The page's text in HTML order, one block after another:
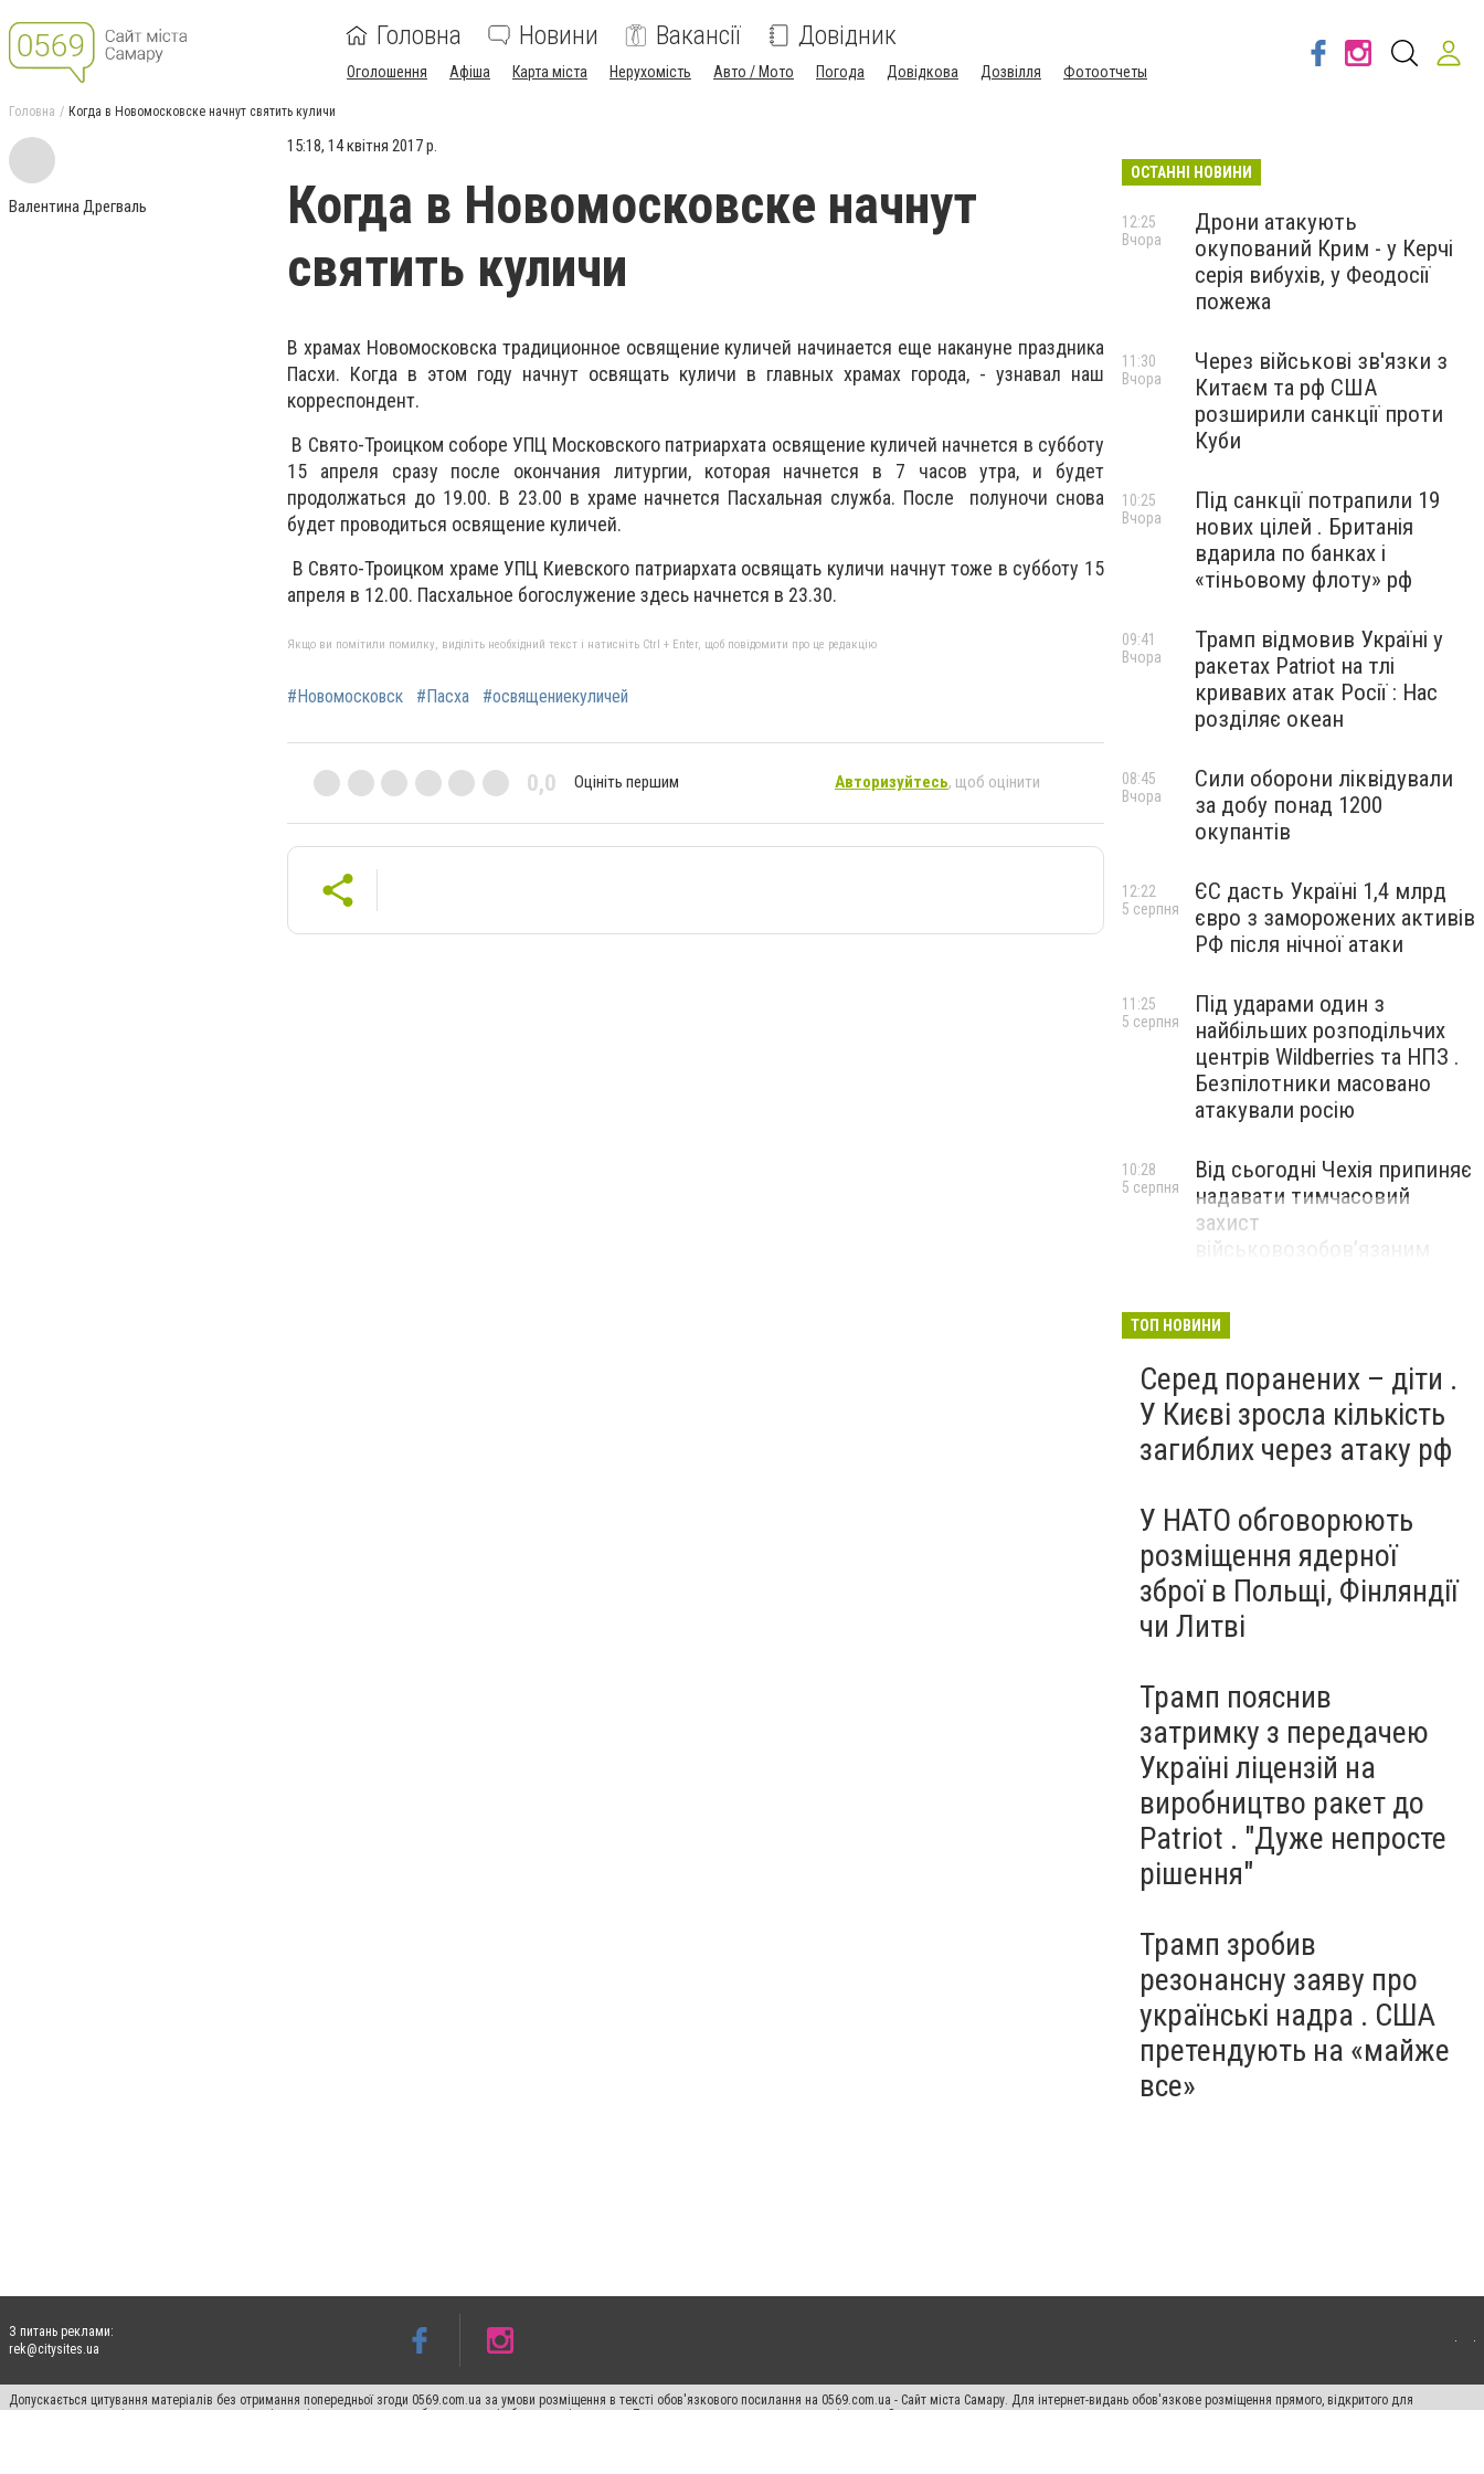
Головна Новини Вакансії Довідник
Оголошення Афіша Карта міста Нерухомість Авто / Мото Погода Довідкова Дозвілля Фотоотчеты
Головна Когда в Новомосковске начнут святить куличи
Валентина Дрегваль
15:18, 14 квітня 2017 р.
Когда в Новомосковске начнут
святить куличи
В храмах Новомосковска традиционное освящение куличей начинается еще накануне праздника
Пасхи. Когда в этом году начнут освящать куличи в главных храмах города, - узнавал наш
корреспондент.
В Свято-Троицком соборе УПЦ Московского патриархата освящение куличей начнется в субботу
15 апреля сразу после окончания литургии, которая начнется в 7 часов утра, и будет
продолжаться до 19.00. В 23.00 в храме начнется Пасхальная служба. После полуночи снова
будет проводиться освящение куличей.
В Свято-Троицком храме УПЦ Киевского патриархата освящать куличи начнут тоже в субботу 15
апреля в 12.00. Пасхальное богослужение здесь начнется в 23.30.
Якщо ви помітили помилку, виділіть необхідний текст і натисніть Ctrl + Enter, щоб повідомити про це редакцію
#Новомосковск #Пасха #освящениекуличей
0,0 Оцініть першим Авторизуйтесь, щоб оцінити
ОСТАННІ НОВИНИ
Дрони атакують
окупований Крим - у Керчі
серія вибухів, у Феодосії
пожежа
12:25
Вчора
Через військові зв'язки з
Китаєм та рф США
розширили санкції проти
Куби
11:30
Вчора
Під санкції потрапили 19
нових цілей . Британія
вдарила по банках і
«тіньовому флоту» рф
10:25
Вчора
Трамп відмовив Україні у
ракетах Patriot на тлі
кривавих атак Росії : Нас
розділяє океан
09:41
Вчора
Сили оборони ліквідували
за добу понад 1200
окупантів
08:45
Вчора
ЄС дасть Україні 1,4 млрд
євро з заморожених активів
РФ після нічної атаки
12:22
5 серпня
Під ударами один з
найбільших розподільчих
центрів Wildberries та НПЗ .
Безпілотники масовано
атакували росію
11:25
5 серпня
Від сьогодні Чехія припиняє
надавати тимчасовий
захист
військовозобов’язаним
10:28
5 серпня
ТОП НОВИНИ
Серед поранених – діти .
У Києві зросла кількість
загиблих через атаку рф
У НАТО обговорюють
розміщення ядерної
зброї в Польщі, Фінляндії
чи Литві
Трамп пояснив
затримку з передачею
Україні ліцензій на
виробництво ракет до
Patriot . "Дуже непросте
рішення"
Трамп зробив
резонансну заяву про
українські надра . США
претендують на «майже
все»
З питань реклами:
rek@citysites.ua
Допускається цитування матеріалів без отримання попередньої згоди 0569.com.ua за умови розміщення в тексті обов'язкового посилання на 0569.com.ua - Сайт міста Самару. Для інтернет-видань обов'язкове розміщення прямого, відкритого для
пошукових систем гіперпосилання на цитовані статті не нижче другого абзацу в тексті або в якості джерела. Порушення виняткових прав переслідується Законом.